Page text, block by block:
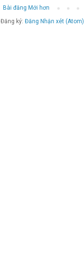
Bài đăng Mới hơn
Đăng ký: Đăng Nhận xét (Atom)